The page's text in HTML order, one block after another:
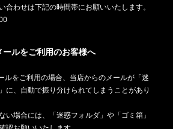
合わせは下記の時間帯にお願いいたします。
ルをご利用のお客様へ
ルをご利用の場合、当店からのメールが「迷
に、自動で振り分けられてしまうことがあり
い場合には、「迷惑フォルダ」や「ゴミ箱」